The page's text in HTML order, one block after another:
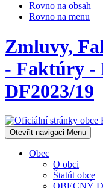
Rovno na obsah
Rovno na menu
Zmluvy,
- Faktúry -
DF2023/19
Otevřit navigaci Menu
Obec
O obci
Štatút obce